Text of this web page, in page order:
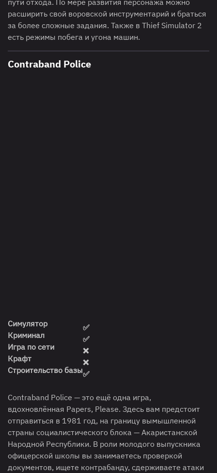
пути отхода. По мере развития персонажа можно
расширить свой воровской инструментарий и браться
за более сложные задания. Также в Thief Simulator 2
есть режимы побега и угона машин.
Contraband Police
Симулятор
Криминал
Игра по сети
Крафт
Строительство базы
✅
✅
❌
❌
✅
Contraband Police — это ещё одна игра,
вдохновлённая Papers, Please. Здесь вам предстоит
отправиться в 1981 год, на границу вымышленной
страны социалистического блока — Акаристанской
Народной Республики. В роли молодого выпускника
офицерской школы вы занимаетесь проверкой
документов, ищете контрабанду, сдерживаете атаки